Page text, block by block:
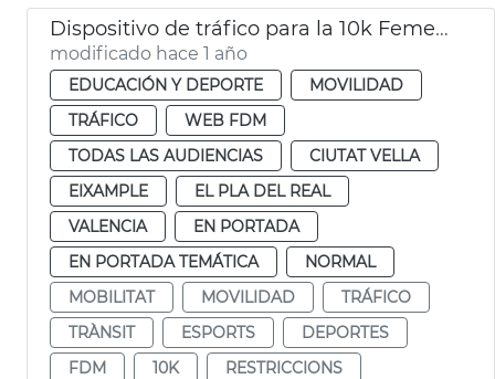
Dispositivo de tráfico para la 10k Femenina
modificado hace 1 año
EDUCACIÓN Y DEPORTE
MOVILIDAD
TRÁFICO
WEB FDM
TODAS LAS AUDIENCIAS
CIUTAT VELLA
EIXAMPLE
EL PLA DEL REAL
VALENCIA
EN PORTADA
EN PORTADA TEMÁTICA
NORMAL
MOBILITAT
MOVILIDAD
TRÁFICO
TRÀNSIT
ESPORTS
DEPORTES
FDM
10K
RESTRICCIONS